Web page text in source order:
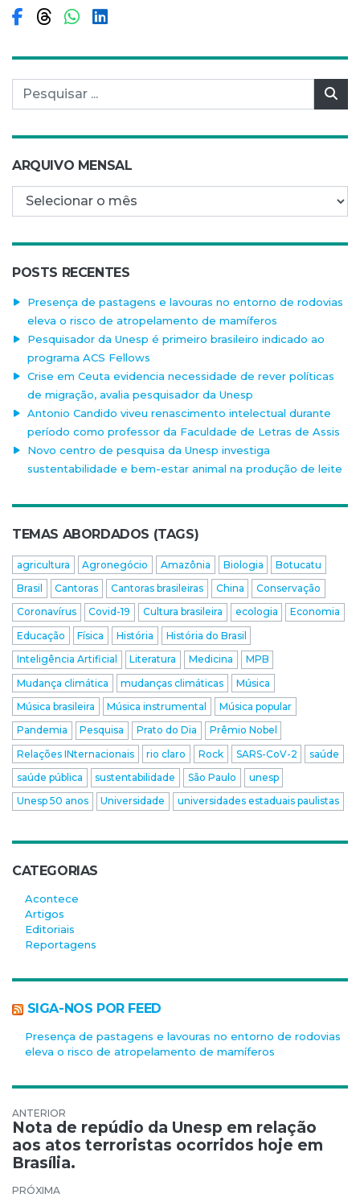
Compartilhar no Facebook
Compartilhar no Threads
Compartilhar no WhatsApp
Compartilhar no LinkedIn
Pesquisar por:
ARQUIVO MENSAL
Arquivo mensal
POSTS RECENTES
Presença de pastagens e lavouras no entorno de rodovias
eleva o risco de atropelamento de mamíferos
Pesquisador da Unesp é primeiro brasileiro indicado ao
programa ACS Fellows
Crise em Ceuta evidencia necessidade de rever políticas
de migração, avalia pesquisador da Unesp
Antonio Candido viveu renascimento intelectual durante
período como professor da Faculdade de Letras de Assis
Novo centro de pesquisa da Unesp investiga
sustentabilidade e bem-estar animal na produção de leite
TEMAS ABORDADOS (TAGS)
agricultura Agronegócio Amazônia Biologia
Botucatu
Brasil
Cantoras Cantoras brasileiras China
Conservação
Coronavírus
Covid-19 Cultura brasileira ecologia
Economia
Educação
Física História
História do Brasil
Inteligência Artificial
Literatura Medicina
MPB
Mudança climática
mudanças climáticas
Música
Música brasileira
Música instrumental
Música popular
Pandemia
Pesquisa Prato do Dia
Prêmio Nobel
Relações INternacionais
rio claro Rock SARS-CoV-2
saúde
saúde pública
sustentabilidade São Paulo
unesp
Unesp 50 anos
Universidade universidades estaduais paulistas
CATEGORIAS
Acontece
Artigos
Editoriais
Reportagens
SIGA-NOS POR FEED
Presença de pastagens e lavouras no entorno de rodovias
eleva o risco de atropelamento de mamíferos
Navegação de Post
Nota de repúdio da Unesp em relação
aos atos terroristas ocorridos hoje em
Brasília.